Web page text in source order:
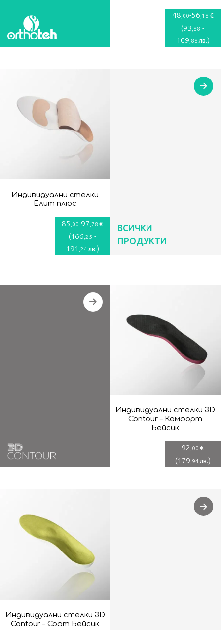
48 ,00-56 ,18 €
(93 ,88 -
109 ,88 лв.)
Индивидуални стелки
Елит плюс
85 ,00-97 ,78 €
(166 ,25 -
191 ,24 лв.)
ВСИЧКИ
ПРОДУКТИ
Индивидуални стелки 3D
Contour – Комфорт
Бейсик
92 ,00 €
(179 ,94 лв.)
Индивидуални стелки 3D
Contour – Софт Бейсик